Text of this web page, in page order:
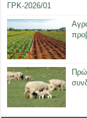
ΓΡΚ-2026/01